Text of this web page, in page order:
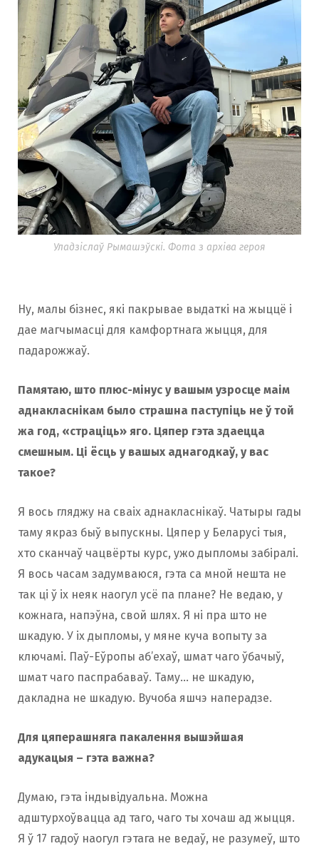
Уладзіслаў Рымашэўскі. Фота з архіва героя
Ну, малы бізнес, які пакрывае выдаткі на жыццё і
дае магчымасці для камфортнага жыцця, для
падарожжаў.
Памятаю, што плюс-мінус у вашым узросце маім
аднакласнікам было страшна паступіць не ў той
жа год, «страціць» яго. Цяпер гэта здаецца
смешным. Ці ёсць у вашых аднагодкаў, у вас
такое?
Я вось гляджу на сваіх аднакласнікаў. Чатыры гады
таму якраз быў выпускны. Цяпер у Беларусі тыя,
хто сканчаў чацвёрты курс, ужо дыпломы забіралі.
Я вось часам задумваюся, гэта са мной нешта не
так ці ў іх неяк наогул усё па плане? Не ведаю, у
кожнага, напэўна, свой шлях. Я ні пра што не
шкадую. У іх дыпломы, у мяне куча вопыту за
ключамі. Паў-Еўропы аб’ехаў, шмат чаго ўбачыў,
шмат чаго паспрабаваў. Таму… не шкадую,
дакладна не шкадую. Вучоба яшчэ наперадзе.
Для цяперашняга пакалення вышэйшая
адукацыя – гэта важна?
Думаю, гэта індывідуальна. Можна
адштурхоўвацца ад таго, чаго ты хочаш ад жыцця.
Я ў 17 гадоў наогул гэтага не ведаў, не разумеў, што